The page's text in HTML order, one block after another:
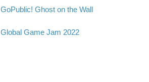
GoPublic! Ghost on the Wall
Global Game Jam 2022